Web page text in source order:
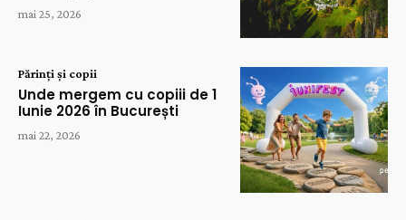
mai 25, 2026
Părinți și copii
Unde mergem cu copiii de 1
Iunie 2026 în București
mai 22, 2026